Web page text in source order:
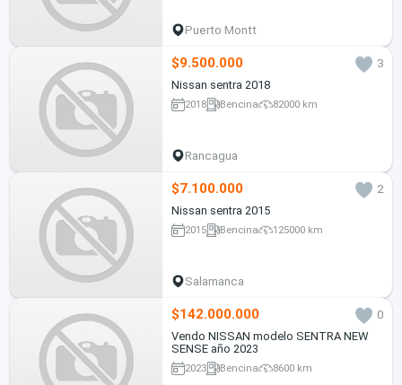
Puerto Montt
$9.500.000
3
Nissan sentra 2018
2018 Bencina 82000 km
Rancagua
$7.100.000
2
Nissan sentra 2015
2015 Bencina 125000 km
Salamanca
$142.000.000
0
Vendo NISSAN modelo SENTRA NEW
SENSE año 2023
2023 Bencina 8600 km